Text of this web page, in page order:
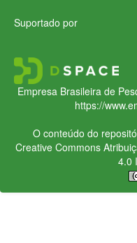
Suportado por
Empresa Brasileira de
https://
O conteúdo do
Creative Commons
4.0